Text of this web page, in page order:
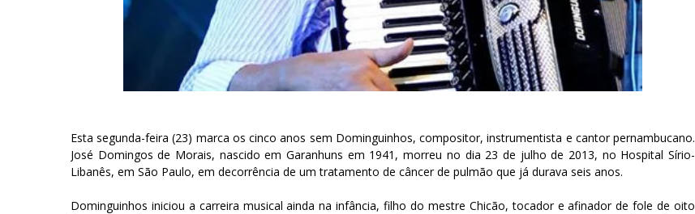
Esta segunda-feira (23) marca os cinco anos sem Dominguinhos, compositor, instrumentista e cantor pernambucano.
José Domingos de Morais, nascido em Garanhuns em 1941, morreu no dia 23 de julho de 2013, no Hospital Sírio-
Libanês, em São Paulo, em decorrência de um tratamento de câncer de pulmão que já durava seis anos.
Dominguinhos iniciou a carreira musical ainda na infância, filho do mestre Chicão, tocador e afinador de fole de oito